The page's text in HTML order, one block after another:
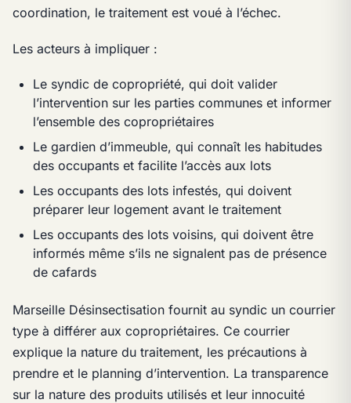
coordination, le traitement est voué à l’échec.
Les acteurs à impliquer :
Le syndic de copropriété, qui doit valider
l’intervention sur les parties communes et informer
l’ensemble des copropriétaires
Le gardien d’immeuble, qui connaît les habitudes
des occupants et facilite l’accès aux lots
Les occupants des lots infestés, qui doivent
préparer leur logement avant le traitement
Les occupants des lots voisins, qui doivent être
informés même s’ils ne signalent pas de présence
de cafards
Marseille Désinsectisation fournit au syndic un courrier
type à différer aux copropriétaires. Ce courrier
explique la nature du traitement, les précautions à
prendre et le planning d’intervention. La transparence
sur la nature des produits utilisés et leur innocuité